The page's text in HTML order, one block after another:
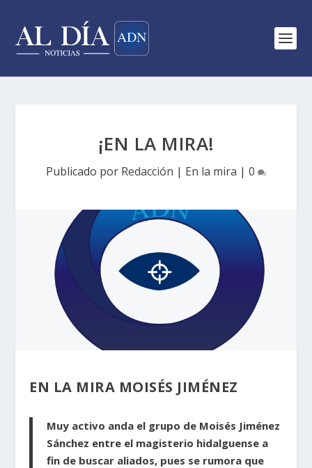
¡EN LA MIRA!
Publicado por Redacción | En la mira | 0
EN LA MIRA MOISÉS JIMÉNEZ
Muy activo anda el grupo de Moisés Jiménez
Sánchez entre el magisterio hidalguense a
fin de buscar aliados, pues se rumora que